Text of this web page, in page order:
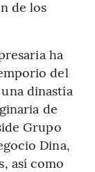
de los
ha
del
dinastía
de
Grupo
Dina,
así como